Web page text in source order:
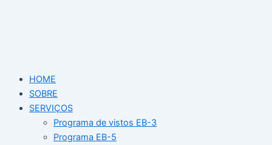
HOME
SOBRE
SERVIÇOS
Programa de vistos EB-3
Programa EB-5